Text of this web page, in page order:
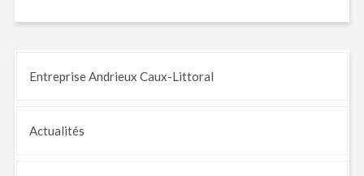
Entreprise Andrieux Caux-Littoral
Actualités